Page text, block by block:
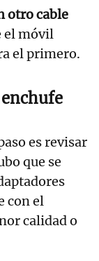
otro cable
el móvil
el primero.
es revisar
que se
con el
calidad o